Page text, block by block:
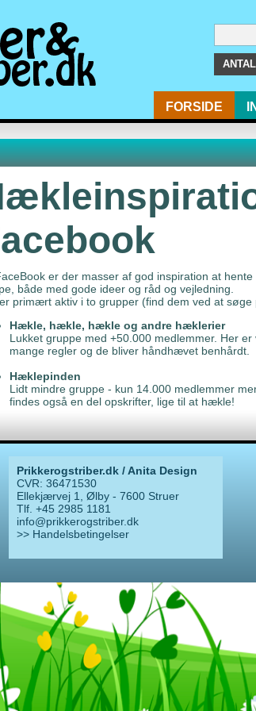
FORSIDE
er der masser af god inspiration at
både med gode ideer og råd og vejledning.
primært aktiv i to grupper (find dem ved at søge
Hækle, hækle, hækle og andre hæklerier
Lukket gruppe med +50.000 medlemmer. Her
mange regler og de bliver håndhævet benhårdt.
Hæklepinden
Lidt mindre gruppe - kun 14.000 medlemmer
findes også en del opskrifter, lige til at hækle!
Prikkerogstriber.dk / Anita Design
CVR: 36471530
Ellekjærvej 1, Ølby - 7600 Struer
Tlf. +45 2985 1181
info@prikkerogstriber.dk
>> Handelsbetingelser